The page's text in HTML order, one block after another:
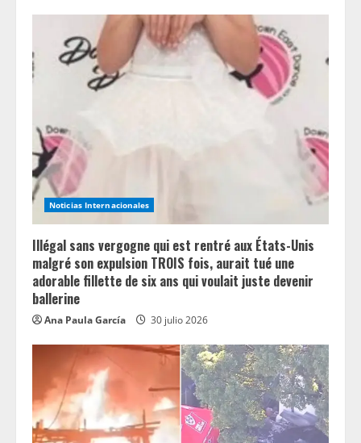
Noticias Internacionales
Illégal sans vergogne qui est rentré aux États-Unis
malgré son expulsion TROIS fois, aurait tué une
adorable fillette de six ans qui voulait juste devenir
ballerine
Ana Paula García 30 julio 2026